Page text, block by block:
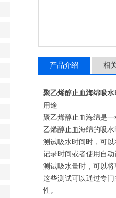
产品介绍 相
聚乙烯醇止血海绵吸
用途
聚乙烯醇止血海绵是
乙烯醇止血海绵的吸
测试吸水时间时，可
记录时间或者使用自
测试吸水量时，可以
这些测试可以通过专
性。